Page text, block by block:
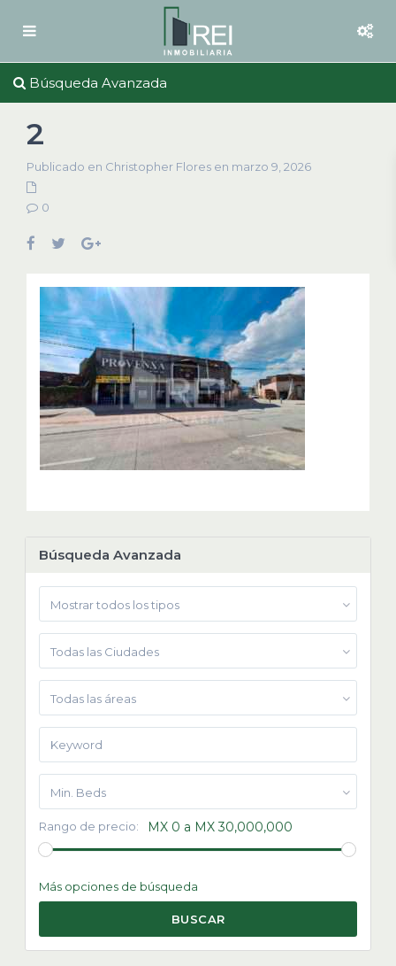
Búsqueda Avanzada
2
Publicado en Christopher Flores en marzo 9, 2026
0
Búsqueda Avanzada
Mostrar todos los tipos
Todas las Ciudades
Todas las áreas
Min. Beds
Rango de precio: MX 0 a MX 30,000,000
Más opciones de búsqueda
BUSCAR